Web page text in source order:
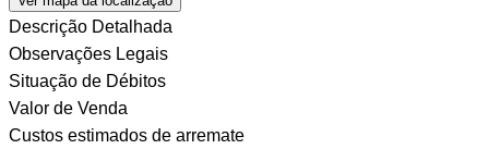
Descrição Detalhada
Observações Legais
Situação de Débitos
Valor de Venda
Custos estimados de arremate